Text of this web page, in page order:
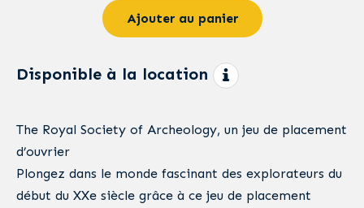
Ajouter au panier
Disponible à la location
The Royal Society of Archeology, un jeu de placement
d’ouvrier
Plongez dans le monde fascinant des explorateurs du
début du XXe siècle grâce à ce jeu de placement